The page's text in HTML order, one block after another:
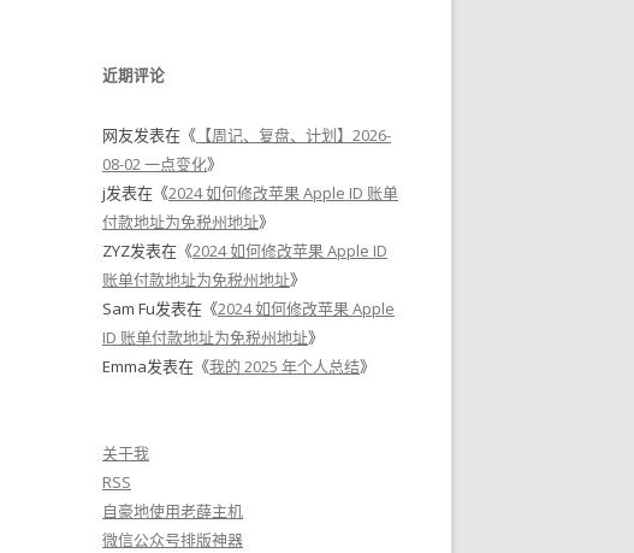
近期评论
网友发表在《 【周记、复盘、计划】2026-
08-02 一点变化》
j发表在《2024 如何修改苹果 Apple ID 账单
付款地址为免税州地址》
ZYZ发表在《2024 如何修改苹果 Apple ID
账单付款地址为免税州地址》
Sam Fu发表在《2024 如何修改苹果 Apple
ID 账单付款地址为免税州地址》
Emma发表在《我的 2025 年个人总结》
关于我
RSS
自豪地使用老薛主机
微信公众号排版神器